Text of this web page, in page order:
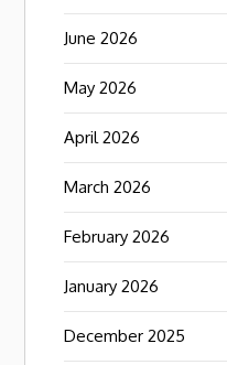
June 2026
May 2026
April 2026
March 2026
February 2026
January 2026
December 2025